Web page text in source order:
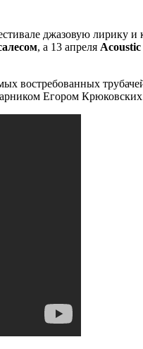
джазовую лирику и
, а 13 апреля
востребованных
Егором